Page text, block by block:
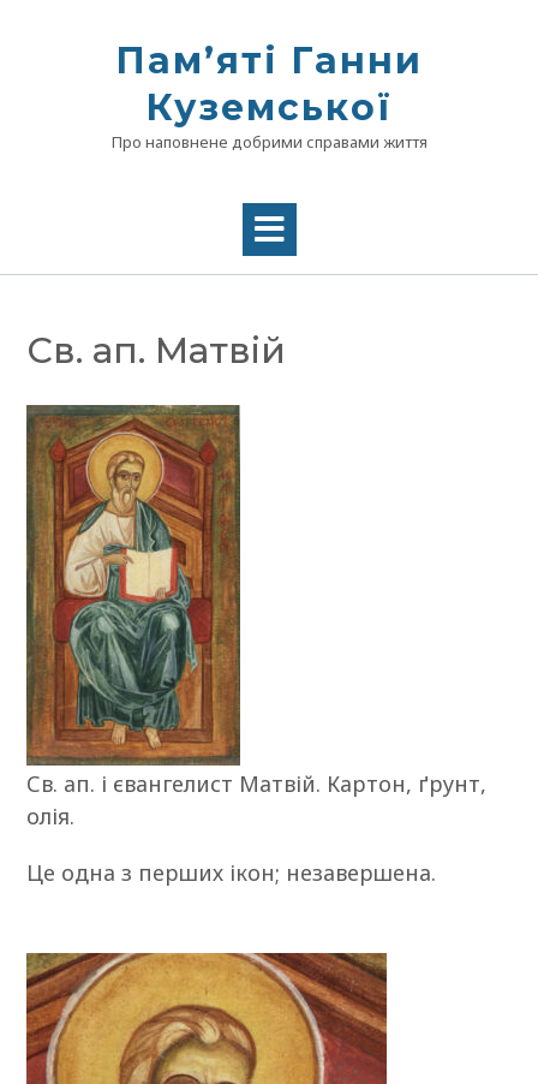
Памʼяті Ганни
Куземської
Про наповнене добрими справами життя
Св. ап. Матвій
Св. ап. і євангелист Матвій. Картон, ґрунт,
олія.
Це одна з перших ікон; незавершена.